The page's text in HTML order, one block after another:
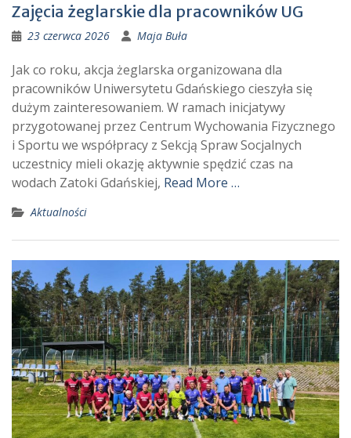
Zajęcia żeglarskie dla pracowników UG
23 czerwca 2026 Maja Buła
Jak co roku, akcja żeglarska organizowana dla
pracowników Uniwersytetu Gdańskiego cieszyła się
dużym zainteresowaniem. W ramach inicjatywy
przygotowanej przez Centrum Wychowania Fizycznego
i Sportu we współpracy z Sekcją Spraw Socjalnych
uczestnicy mieli okazję aktywnie spędzić czas na
wodach Zatoki Gdańskiej, Read More …
Aktualności